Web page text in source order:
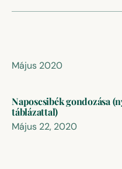
Május 2020
Naposcsibék gondozása
táblázattal)
Május 22, 2020